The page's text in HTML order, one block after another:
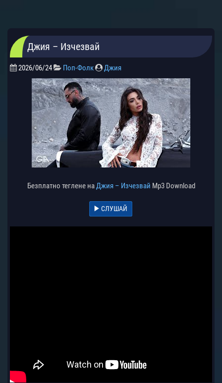
Джия – Изчезвай
2026/06/24 Поп-Фолк Джия
Безплатно теглене на Джия – Изчезвай Mp3 Download
СЛУШАЙ